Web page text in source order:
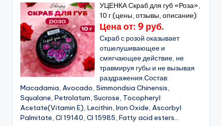
УЦЕНКА Скраб для губ «Роза»,
10 г (цены, отзывы, описание)
Цена от: 9 руб.
Скраб с розой оказывает
отшелушивающее и
смягчающее действие, не
травмируя губы и не вызывая
раздражения.Состав:
Macadamia, Avocado, Simmondsia Chinensis,
Squalane, Petrolatum, Sucrose, Tocopheryl
Acetate(Vitamin E), Lecithin, Iron Oxide, Ascorbyl
Palmitate, CI 19140, CI 15985, Fatty acid esters...